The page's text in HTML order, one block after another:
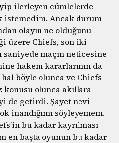
ilerleyen cümlelerde
istemedim. Ancak durum
olayın ne olduğunu
üzere Chiefs, son iki
saniyede maçın neticesine
hakem kararlarının da
böyle olunca ve Chiefs
olunca akıllara
de getirdi. Şayet nevi
inandığımı söyleyemem.
bu kadar kayrılması
en başta oyunun bu kadar